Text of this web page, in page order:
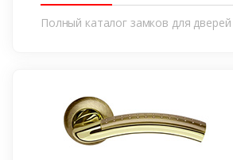
Полный каталог замков для дверей